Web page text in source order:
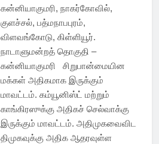
கன்னியாகுமரி, நாகர்கோவில்,
குளச்சல், பத்மநாபபுரம்,
விளவங்கோடு, கிள்ளியூர்.
நாடாளுமன்றத் தொகுதி –
கன்னியாகுமரி சிறுபான்மையின
மக்கள் அதிகமாக இருக்கும்
மாவட்டம். கம்யூனிஸ்ட் மற்றும்
காங்கிரஸுக்கு அதிகச் செல்வாக்கு
இருக்கும் மாவட்டம். அதிமுகவைவிட
திமுகவுக்கு அதிக ஆதரவுள்ள